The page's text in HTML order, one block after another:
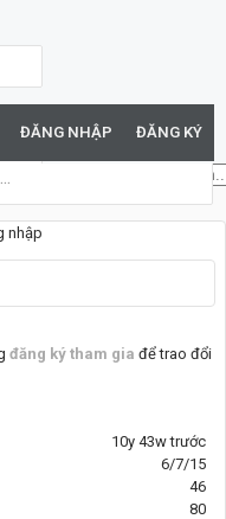
nhập
Profile Posts
ĐĂNG NHẬP ĐĂNG KÝ
đăng ký tham gia để trao đổi
10y 43w trước
6/7/15
46
80